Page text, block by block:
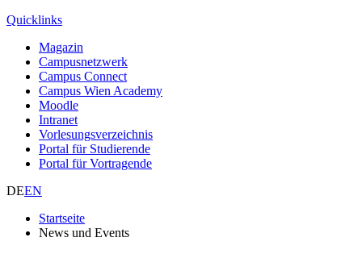
Quicklinks
Magazin
Campusnetzwerk
Campus Connect
Campus Wien Academy
Moodle
Intranet
Vorlesungsverzeichnis
Portal für Studierende
Portal für Vortragende
DEEN
Startseite
News und Events